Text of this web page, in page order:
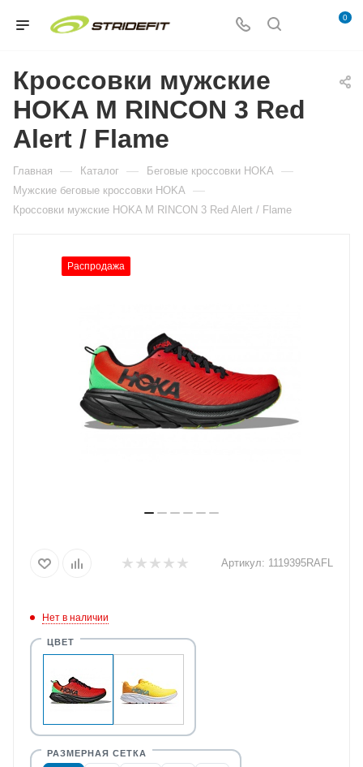
0
Кроссовки мужские
HOKA M RINCON 3 Red
Alert / Flame
Главная — Каталог — Беговые кроссовки HOKA —
Мужские беговые кроссовки HOKA —
Кроссовки мужские HOKA M RINCON 3 Red Alert / Flame
Распродажа
Артикул: 1119395RAFL
Нет в наличии